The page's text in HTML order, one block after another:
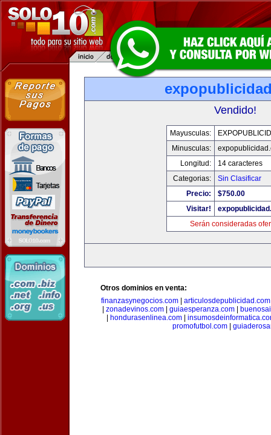
Vendido!
Mayusculas:
Minusculas:
Longitud:
14 caracteres
Categorias:
Sin Clasificar
Precio:
$750.00
Visitar!
Serán consideradas
Otros dominios en venta:
finanzasynegocios.com| articulosdepublicidad.com
zonadevinos.com| guiaesperanza.com|
hondurasenlinea.com|
promofutbol.com